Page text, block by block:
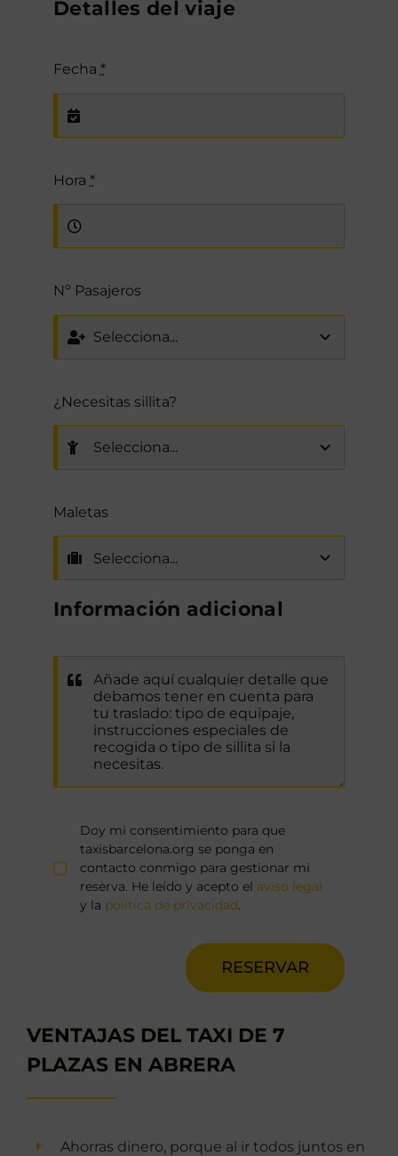
Detalles del viaje
Fecha *
Hora *
Nº Pasajeros
¿Necesitas sillita?
Maletas
Información adicional
Doy mi consentimiento para que
taxisbarcelona.org se ponga en
contacto conmigo para gestionar mi
reserva. He leído y acepto el aviso legal
y la política de privacidad.
RESERVAR
VENTAJAS DEL TAXI DE 7
PLAZAS EN ABRERA
Ahorras dinero, porque al ir todos juntos en